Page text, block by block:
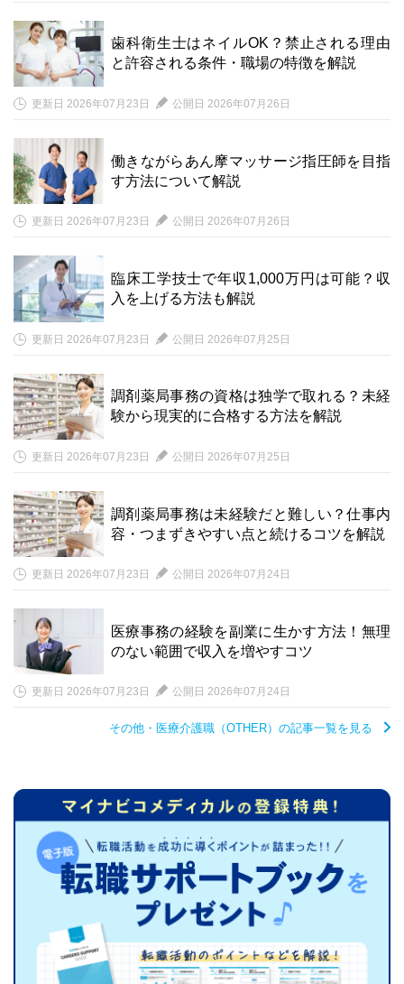
歯科衛生士はネイルOK？禁止される理由
と許容される条件・職場の特徴を解説
更新日 2026年07月23日 公開日 2026年07月26日
働きながらあん摩マッサージ指圧師を目指
す方法について解説
更新日 2026年07月23日 公開日 2026年07月26日
臨床工学技士で年収1,000万円は可能？収
入を上げる方法も解説
更新日 2026年07月23日 公開日 2026年07月25日
調剤薬局事務の資格は独学で取れる？未経
験から現実的に合格する方法を解説
更新日 2026年07月23日 公開日 2026年07月25日
調剤薬局事務は未経験だと難しい？仕事内
容・つまずきやすい点と続けるコツを解説
更新日 2026年07月23日 公開日 2026年07月24日
医療事務の経験を副業に生かす方法！無理
のない範囲で収入を増やすコツ
更新日 2026年07月23日 公開日 2026年07月24日
その他・医療介護職（OTHER）の記事一覧を見る